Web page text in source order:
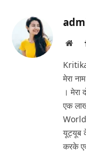
मेरा
।
एक
World
यूट्यूब
करके